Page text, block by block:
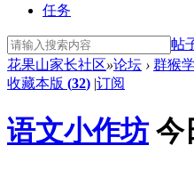
任务
帖
花果山家长社区»论坛 › 群猴
收藏本版 (32) |订阅
语文小作坊 今